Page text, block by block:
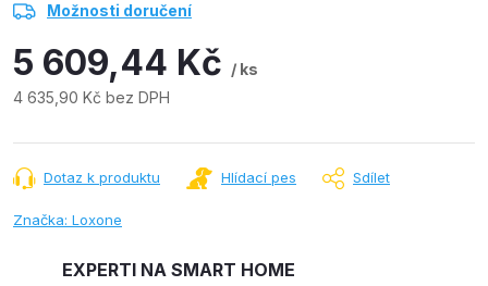
Možnosti doručení
5 609,44 Kč / ks
4 635,90 Kč bez DPH
cena:
Dotaz k produktu Hlídací pes Sdílet
Značka: Loxone
EXPERTI NA SMART HOME